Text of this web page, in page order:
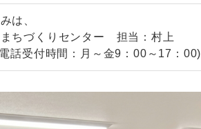
は、
ちづくりセンター 担当：村上
話受付時間：月～金9：00～17：00)